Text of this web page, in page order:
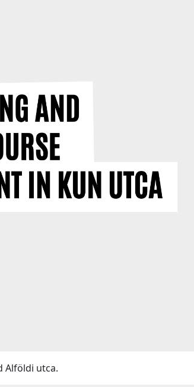
Alföldi utca.